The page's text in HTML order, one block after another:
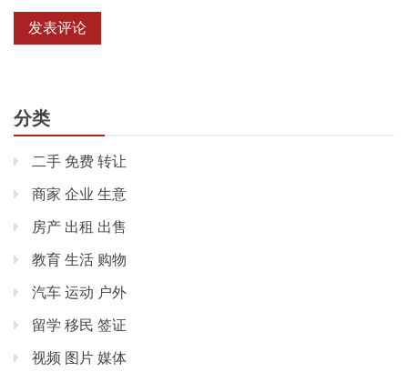
分类
二手 免费 转让
商家 企业 生意
房产 出租 出售
教育 生活 购物
汽车 运动 户外
留学 移民 签证
视频 图片 媒体